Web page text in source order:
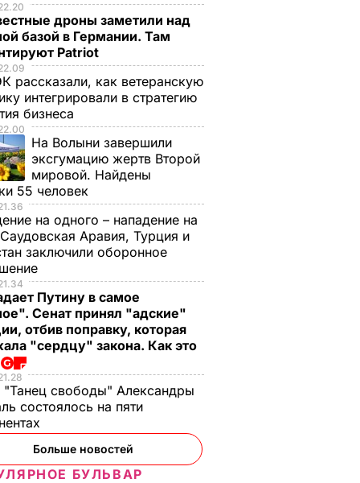
возле
–
дроны заметили над
базой в Германии. Там
Patriot
рассказали, как ветеранскую
интегрировали в стратегию
бизнеса
На Волыни завершили
эксгумацию жертв Второй
мировой. Найдены
55 человек
на одного – нападение на
Аравия, Турция и
заключили оборонное
Путину в самое
Сенат принял "адские"
отбив поправку, которая
"сердцу" закона. Как это
"Танец свободы" Александры
состоялось на пяти
Больше новостей
БУЛЬВАР